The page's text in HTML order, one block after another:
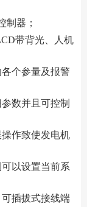
制器；
带背光、人机
个参量及报警
数并且可控制
作致使发电机
以设置当前系
插拔式接线端